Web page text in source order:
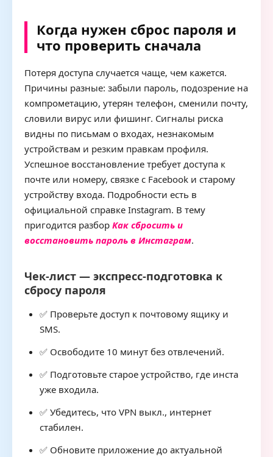
Когда нужен сброс пароля и
что проверить сначала
Потеря доступа случается чаще, чем кажется.
Причины разные: забыли пароль, подозрение на
компрометацию, утерян телефон, сменили почту,
словили вирус или фишинг. Сигналы риска
видны по письмам о входах, незнакомым
устройствам и резким правкам профиля.
Успешное восстановление требует доступа к
почте или номеру, связке с Facebook и старому
устройству входа. Подробности есть в
официальной справке Instagram. В тему
пригодится разбор Как сбросить и
восстановить пароль в Инстаграм.
Чек-лист — экспресс-подготовка к
сбросу пароля
✅ Проверьте доступ к почтовому ящику и
SMS.
✅ Освободите 10 минут без отвлечений.
✅ Подготовьте старое устройство, где инста
уже входила.
✅ Убедитесь, что VPN выкл., интернет
стабилен.
✅ Обновите приложение до актуальной